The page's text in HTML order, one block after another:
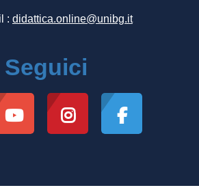
: didattica.online@unibg.it
Seguici